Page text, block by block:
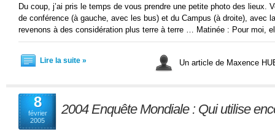
Du coup, j’ai pris le temps de vous prendre une petite photo des lieux.
de conférence (à gauche, avec les bus) et du Campus (à droite), avec
revenons à des considération plus terre à terre … Matinée : Pour moi,
Lire la suite » Un article de Maxence
8
février
2005
2004 Enquête Mondiale : Qui utilise